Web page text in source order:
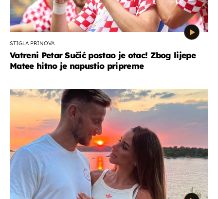
STIGLA PRINOVA
Vatreni Petar Sučić postao je otac! Zbog lijepe
Matee hitno je napustio pripreme